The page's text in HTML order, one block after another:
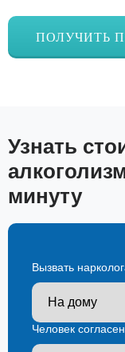
ПОЛУЧИТЬ
Узнать
минуту
Вызвать
Человек